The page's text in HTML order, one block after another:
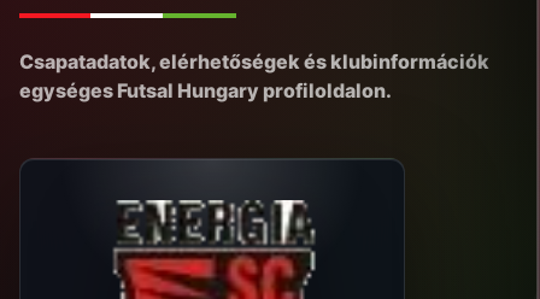
Csapatadatok, elérhetőségek és klubinformációk
egységes Futsal Hungary profiloldalon.